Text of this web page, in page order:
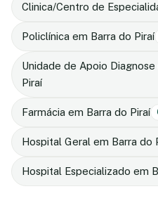
Clinica/Centro de
Policlínica em Barra do Piraí
Unidade de Apoio
Piraí
Farmácia em Barra do Piraí
Hospital Geral em Barra do
Hospital Especializado em